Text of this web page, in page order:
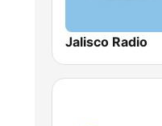
Jalisco Radio